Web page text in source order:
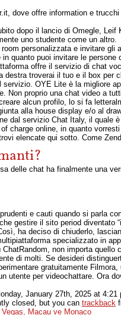
dove offre information e
dopo il lancio di Omegle,
uno studente come un altro.
personalizzata e invitare gli
quanto puoi invitare le
offre il servizio di chat
destra troverai il tuo e il box
OYE Lite è la migliore
Non proprio una chat video a
alcun profilo, lo si fa
alla house display e/o al
dal servizio Chat Italy, il quale
charge online, in quanto
elencate qui sotto. Come
delle chat ha finalmente una
e cauti quando si parla
gestire il sito period
ha deciso di chiuderlo,
specializzato in
non importa
di molti. Se desideri
gratuitamente
utente per videochattare. Ora
January 27th, 2025 at 4:21
closed, but you can trackback
Vegas, Macau ve Monaco